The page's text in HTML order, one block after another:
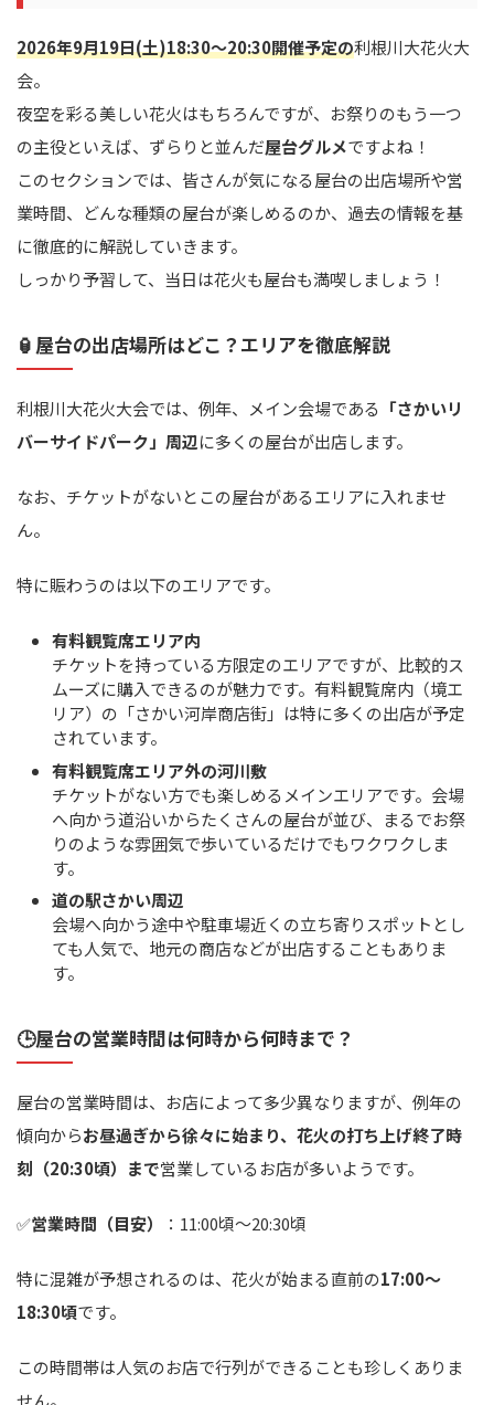
2026年9月19日(土)18:30～20:30開催予定の利根川大花火大
会。
夜空を彩る美しい花火はもちろんですが、お祭りのもう一つ
の主役といえば、ずらりと並んだ屋台グルメですよね！
このセクションでは、皆さんが気になる屋台の出店場所や営
業時間、どんな種類の屋台が楽しめるのか、過去の情報を基
に徹底的に解説していきます。
しっかり予習して、当日は花火も屋台も満喫しましょう！
🏮屋台の出店場所はどこ？エリアを徹底解説
利根川大花火大会では、例年、メイン会場である 「さかいリ
バーサイドパーク」周辺に多くの屋台が出店します。
なお、チケットがないとこの屋台があるエリアに入れませ
ん。
特に賑わうのは以下のエリアです。
有料観覧席エリア内
チケットを持っている方限定のエリアですが、比較的ス
ムーズに購入できるのが魅力です。有料観覧席内（境エ
リア）の「さかい河岸商店街」は特に多くの出店が予定
されています。
有料観覧席エリア外の河川敷
チケットがない方でも楽しめるメインエリアです。会場
へ向かう道沿いからたくさんの屋台が並び、まるでお祭
りのような雰囲気で歩いているだけでもワクワクしま
す。
道の駅さかい周辺
会場へ向かう途中や駐車場近くの立ち寄りスポットとし
ても人気で、地元の商店などが出店することもありま
す。
🕒屋台の営業時間は何時から何時まで？
屋台の営業時間は、お店によって多少異なりますが、例年の
傾向からお昼過ぎから徐々に始まり、花火の打ち上げ終了時
刻（20:30頃）まで営業しているお店が多いようです。
✅営業時間（目安） ：11:00頃～20:30頃
特に混雑が予想されるのは、花火が始まる直前の17:00～
18:30頃です。
この時間帯は人気のお店で行列ができることも珍しくありま
せん。